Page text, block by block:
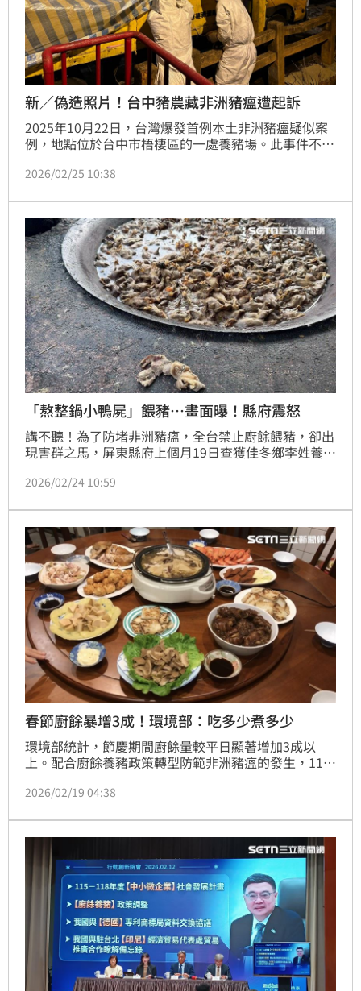
新／偽造照片！台中豬農藏非洲豬瘟遭起訴
2025年10月22日，台灣爆發首例本土非洲豬瘟疑似案
例，地點位於台中市梧棲區的一處養豬場。此事件不僅
造成重大影響！台中地檢署今（25）日全案偵結，台中
蒸煮紀錄，並在爆發非洲豬瘟疫情期間隱匿不報，甚至
將可能染疫的「毒豬肉」賣入肉品市場牟利。檢方認定
兩人惡性重大，罔顧國家防疫安全，依違反《廢棄物清
理法》
2026/02/25 10:38
「熬整鍋小鴨屍」餵豬…畫面曝！縣府震怒
講不聽！為了防堵非洲豬瘟，全台禁止廚餘餵豬，卻出
現害群之馬，屏東縣府上個月19日查獲佳冬鄉李姓養豬
肉塊等做為廚餘餵食豬隻。經清查現場1桶廚餘、7桶豆
體，證據確鑿，被重罰40萬元，這也是去年10月至今
第6起違規，裁罰金額累計620萬元。
2026/02/24 10:59
春節廚餘暴增3成！環境部：吃多少煮多少
環境部統計，節慶期間廚餘量較平日顯著增加3成以
上。配合廚餘養豬政策轉型防範非洲豬瘟的發生，115
籲全民廚餘減量，從家庭開始做起，過量的年菜準備不
負荷。年菜準備「吃多少、煮多少」，上餐廳則是「吃
多少、點多少」，對於不明來源的肉品決不購買也不投
入廚餘桶，配合各縣市政府的廚餘分類與排出前瀝乾的
措施。
2026/02/19 04:38